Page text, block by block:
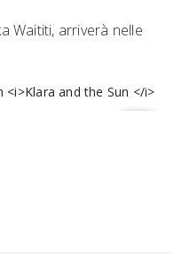
Waititi, arriverà nelle